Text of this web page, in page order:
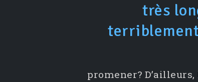
très
promener?